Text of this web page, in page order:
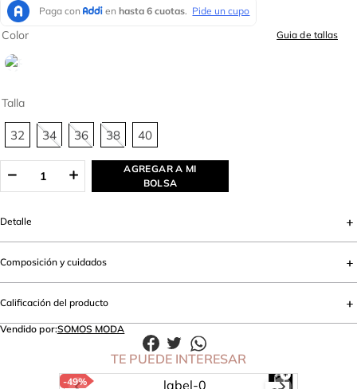
Talla
32 34 36 38 40
Color Guia de tallas
AGREGAR A MI
BOLSA
Detalle
Composición y cuidados
Calificación del producto
Vendido por:SOMOS MODA
TE PUEDE INTERESAR
-49%